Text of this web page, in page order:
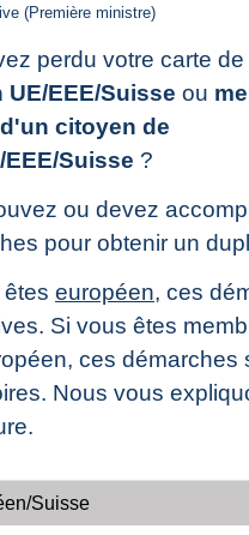
(Première ministre)
perdu votre carte
UE/EEE/Suisse ou
citoyen de
Suisse ?
ou devez
pour obtenir un
européen, ces
Si vous êtes
ces démarches
Nous vous
Suisse